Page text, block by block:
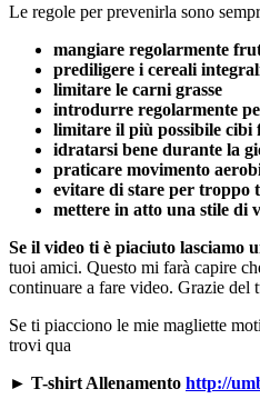
Le regole per prevenirla sono
mangiare regolarmente
prediligere i cereali
limitare le carni grasse
introdurre regolarmente
limitare il più possibile cibi
idratarsi bene durante la
praticare movimento
evitare di stare per troppo
mettere in atto una stile di
Se il video ti è piaciuto lasciamo
tuoi amici. Questo mi farà capire
continuare a fare video. Grazie del
Se ti piacciono le mie magliette
trovi qua
► T-shirt Allenamento http://